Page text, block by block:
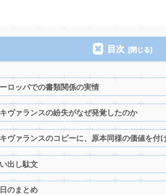
目次
ロッパでの書類関係の実情
ヴァランスの紛失がなぜ発覚したのか
ヴァランスのコピーに、原本同様の価値を付
出し駄文
のまとめ